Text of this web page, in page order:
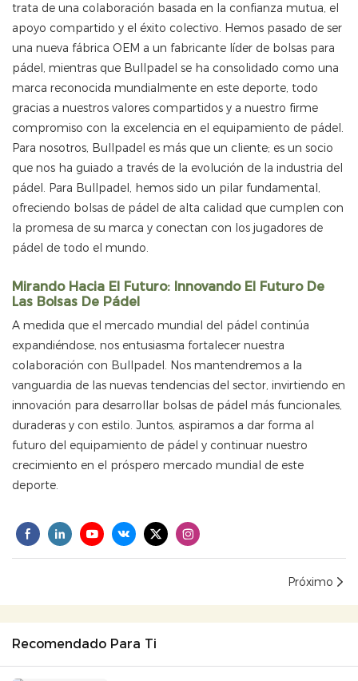
trata de una colaboración basada en la confianza mutua, el
apoyo compartido y el éxito colectivo. Hemos pasado de ser
una nueva fábrica OEM a un fabricante líder de bolsas para
pádel, mientras que Bullpadel se ha consolidado como una
marca reconocida mundialmente en este deporte, todo
gracias a nuestros valores compartidos y a nuestro firme
compromiso con la excelencia en el equipamiento de pádel.
Para nosotros, Bullpadel es más que un cliente; es un socio
que nos ha guiado a través de la evolución de la industria del
pádel. Para Bullpadel, hemos sido un pilar fundamental,
ofreciendo bolsas de pádel de alta calidad que cumplen con
la promesa de su marca y conectan con los jugadores de
pádel de todo el mundo.
Mirando Hacia El Futuro: Innovando El Futuro De
Las Bolsas De Pádel
A medida que el mercado mundial del pádel continúa
expandiéndose, nos entusiasma fortalecer nuestra
colaboración con Bullpadel. Nos mantendremos a la
vanguardia de las nuevas tendencias del sector, invirtiendo en
innovación para desarrollar bolsas de pádel más funcionales,
duraderas y con estilo. Juntos, aspiramos a dar forma al
futuro del equipamiento de pádel y continuar nuestro
crecimiento en el próspero mercado mundial de este
deporte.
Próximo
Recomendado Para Ti